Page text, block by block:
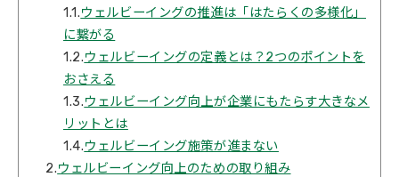
1.1.ウェルビーイングの推進は「はたらくの多様化」
に繋がる
1.2.ウェルビーイングの定義とは？2つのポイントを
おさえる
1.3.ウェルビーイング向上が企業にもたらす大きなメ
リットとは
1.4.ウェルビーイング施策が進まない
2.ウェルビーイング向上のための取り組み